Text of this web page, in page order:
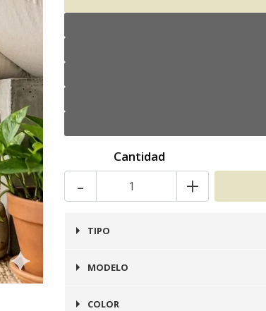
Cantidad
- +
TIPO
Zapato
MODELO
Oxford
COLOR